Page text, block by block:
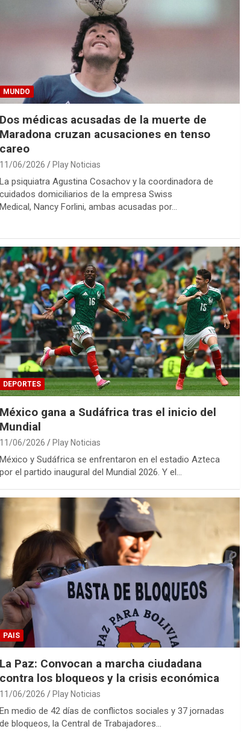
MUNDO
Dos médicas acusadas de la muerte de
Maradona cruzan acusaciones en tenso
careo
11/06/2026 Play Noticias
La psiquiatra Agustina Cosachov y la coordinadora de
cuidados domiciliarios de la empresa Swiss
Medical, Nancy Forlini, ambas acusadas por…
DEPORTES
México gana a Sudáfrica tras el inicio del
Mundial
11/06/2026 Play Noticias
México y Sudáfrica se enfrentaron en el estadio Azteca
por el partido inaugural del Mundial 2026. Y el…
PAIS
La Paz: Convocan a marcha ciudadana
contra los bloqueos y la crisis económica
11/06/2026 Play Noticias
En medio de 42 días de conflictos sociales y 37 jornadas
de bloqueos, la Central de Trabajadores…